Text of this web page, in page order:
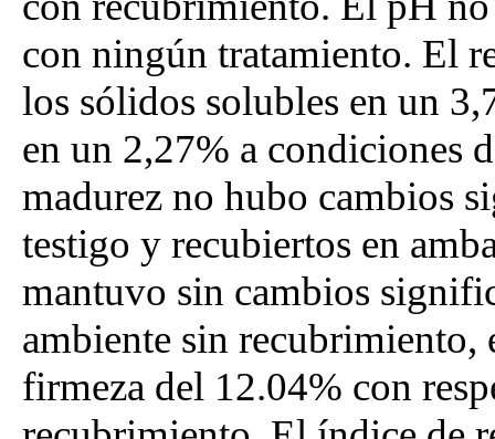
con ningún tratamiento. El
los sólidos solubles en un
en un 2,27% a condiciones
madurez no hubo cambios
testigo y recubiertos en
mantuvo sin cambios
ambiente sin recubrimiento,
firmeza del 12.04% con